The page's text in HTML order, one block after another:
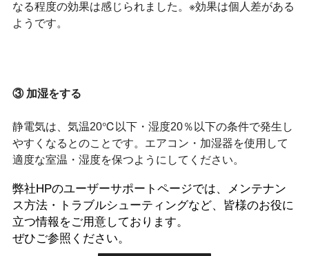
なる程度の効果は感じられました。※効果は個人差がある
ようです。
③ 加湿をする
静電気は、気温20℃以下・湿度20％以下の条件で発生し
やすくなるとのことです。エアコン・加湿器を使用して
適度な室温・湿度を保つようにしてください。
弊社HPのユーザーサポートページでは、メンテナン
ス方法・トラブルシューティングなど、皆様のお役に
立つ情報をご用意しております。
ぜひご参照ください。